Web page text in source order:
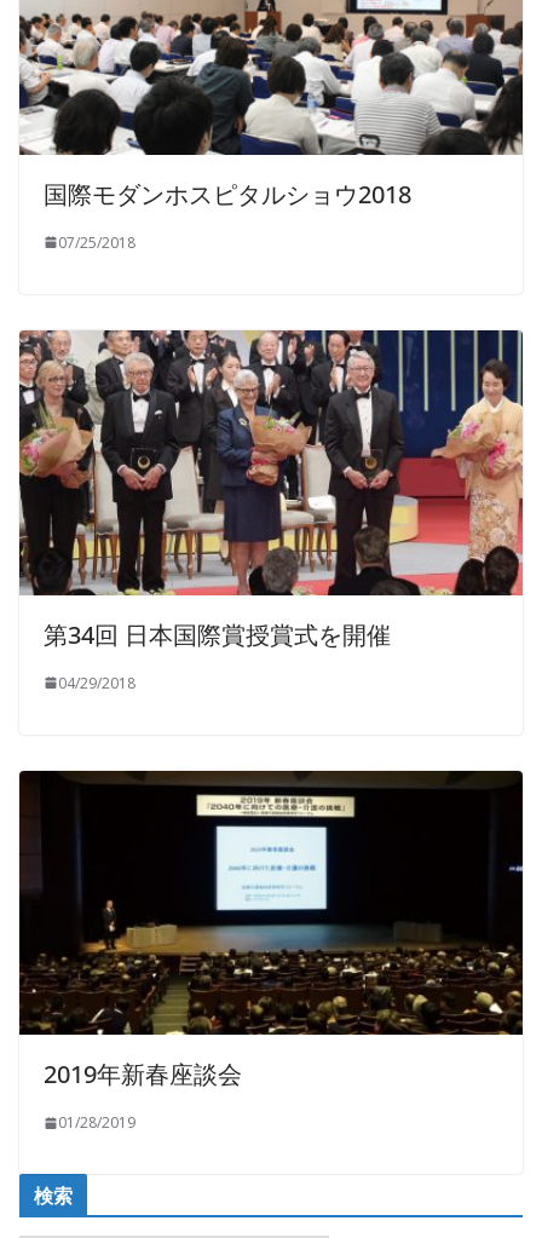
国際モダンホスピタルショウ2018
07/25/2018
第34回 日本国際賞授賞式を開催
04/29/2018
2019年新春座談会
01/28/2019
検索